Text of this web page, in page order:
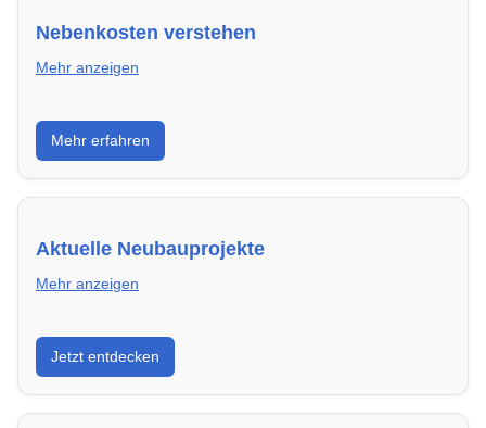
Nebenkosten verstehen
Mehr anzeigen
Erfahre, welche Nebenkosten rechtmäßig sind und
wie du deine monatliche Belastung optimieren
kannst.
Mehr erfahren
Aktuelle Neubauprojekte
Mehr anzeigen
Entdecke Neubauprojekte in Brackenheim – modern,
energieeffizient und sofort bezugsfertig.
Jetzt entdecken